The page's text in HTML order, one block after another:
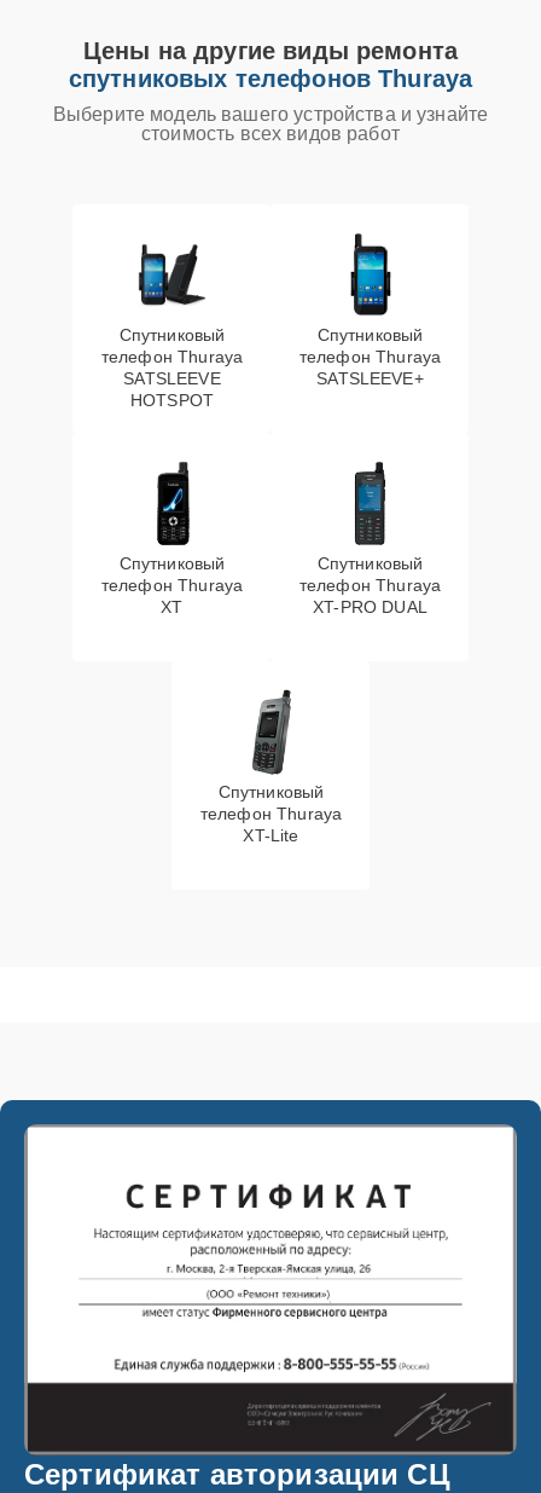
Цены на другие виды ремонта
спутниковых телефонов Thuraya
Выберите модель вашего устройства и узнайте
стоимость всех видов работ
Спутниковый
телефон Thuraya
SATSLEEVE
HOTSPOT
Спутниковый
телефон Thuraya
SATSLEEVE+
Спутниковый
телефон Thuraya
XT
Спутниковый
телефон Thuraya
XT-PRO DUAL
Спутниковый
телефон Thuraya
XT-Lite
Сертификат авторизации СЦ